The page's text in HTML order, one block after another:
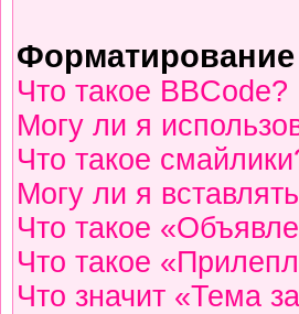
Что такое BBCode?
Могу ли я
Что такое
Могу ли я
Что такое
Что такое
Что значит «Тема